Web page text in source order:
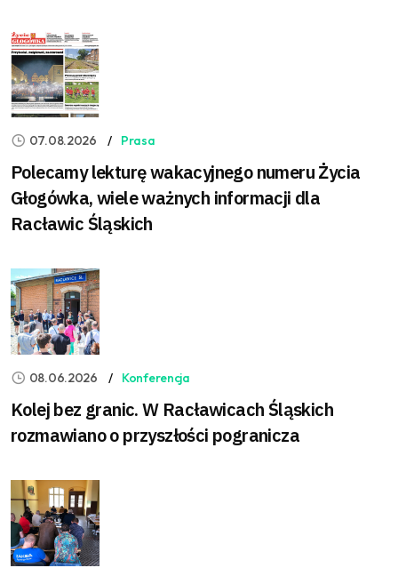
07.08.2026 Prasa
Polecamy lekturę wakacyjnego numeru Życia
Głogówka, wiele ważnych informacji dla
Racławic Śląskich
08.06.2026 Konferencja
Kolej bez granic. W Racławicach Śląskich
rozmawiano o przyszłości pogranicza